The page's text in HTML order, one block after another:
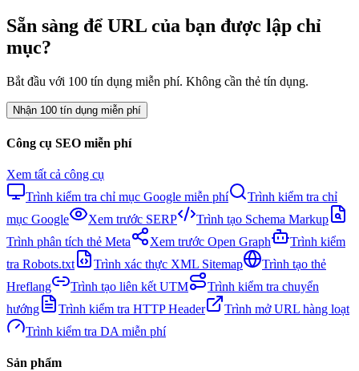
Sẵn sàng để URL của bạn được lập chỉ
mục?
Bắt đầu với 100 tín dụng miễn phí. Không cần thẻ tín dụng.
Nhận 100 tín dụng miễn phí
Công cụ SEO miễn phí
Xem tất cả công cụ
Trình kiểm tra chỉ mục Google miễn phí
Trình kiểm tra chỉ
mục Google
Xem trước SERP
Trình tạo Schema Markup
Trình phân tích thẻ Meta
Xem trước Open Graph
Trình kiểm
tra Robots.txt
Trình xác thực XML Sitemap
Trình tạo thẻ
Hreflang
Trình tạo liên kết UTM
Trình kiểm tra chuyển
hướng
Trình kiểm tra HTTP Header
Trình mở URL hàng loạt
Trình kiểm tra DA miễn phí
Sản phẩm